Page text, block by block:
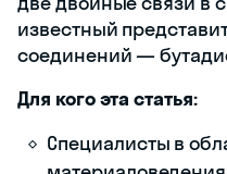
известный
соединений —
Для кого эта статья:
Специалисты в